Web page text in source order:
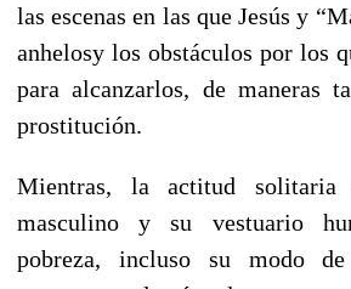
las escenas en las que Jesús y
anhelosy los obstáculos por los
para alcanzarlos, de maneras
prostitución.
Mientras, la actitud solitaria
masculino y su vestuario
pobreza, incluso su modo